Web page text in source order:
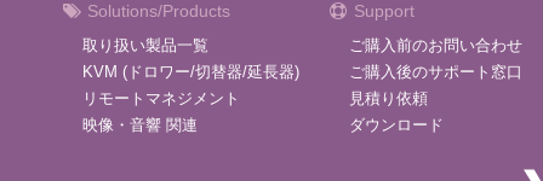
Solutions/Products
取り扱い製品一覧
KVM (ドロワー/切替器/延長器)
リモートマネジメント
映像・音響 関連
Support
ご購入前のお問い合わせ
ご購入後のサポート窓口
見積り依頼
ダウンロード